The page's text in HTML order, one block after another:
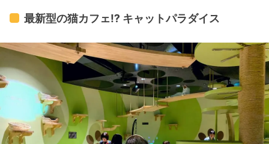
最新型の猫カフェ⁉︎ キャットパラダイス